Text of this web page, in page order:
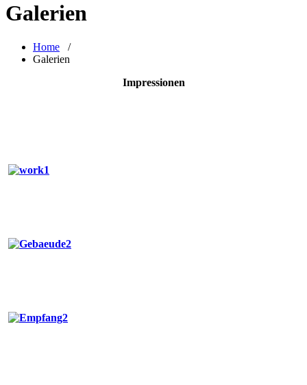
Galerien
Home /
Galerien
Impressionen